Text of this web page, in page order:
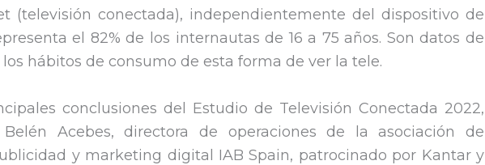
(televisión conectada), independientemente del dispositivo de
el 82% de los internautas de 16 a 75 años. Son datos de
hábitos de consumo de esta forma de ver la tele.
conclusiones del Estudio de Televisión Conectada 2022,
Acebes, directora de operaciones de la asociación de
y marketing digital IAB Spain, patrocinado por Kantar y